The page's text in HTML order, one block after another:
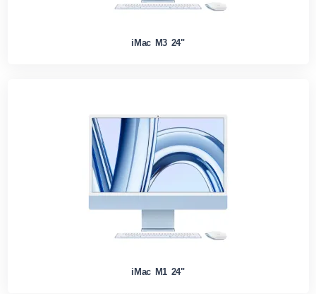
iMac M3 24"
iMac M1 24"